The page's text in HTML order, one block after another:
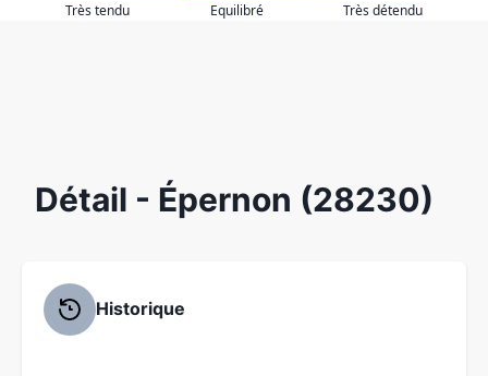
Très tendu Equilibré Très détendu
Détail - Épernon (28230)
Historique